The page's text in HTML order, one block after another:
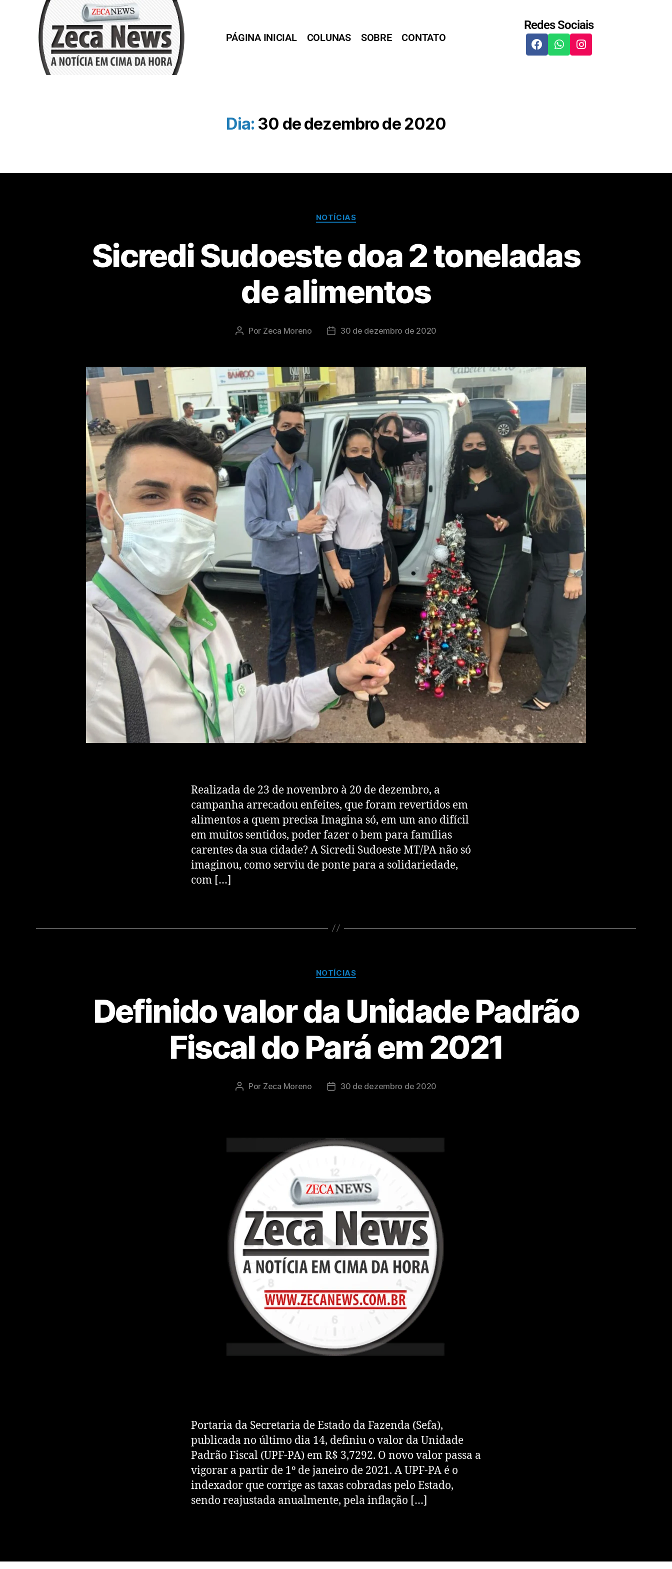
PÁGINA INICIAL COLUNAS SOBRE CONTATO
Redes Sociais
Dia: 30 de dezembro de 2020
NOTÍCIAS
Sicredi Sudoeste doa 2 toneladas
de alimentos
Por Zeca Moreno 30 de dezembro de 2020
Realizada de 23 de novembro à 20 de dezembro, a
campanha arrecadou enfeites, que foram revertidos em
alimentos a quem precisa Imagina só, em um ano difícil
em muitos sentidos, poder fazer o bem para famílias
carentes da sua cidade? A Sicredi Sudoeste MT/PA não só
imaginou, como serviu de ponte para a solidariedade,
com […]
NOTÍCIAS
Definido valor da Unidade Padrão
Fiscal do Pará em 2021
Por Zeca Moreno 30 de dezembro de 2020
Portaria da Secretaria de Estado da Fazenda (Sefa),
publicada no último dia 14, definiu o valor da Unidade
Padrão Fiscal (UPF-PA) em R$ 3,7292. O novo valor passa a
vigorar a partir de 1º de janeiro de 2021. A UPF-PA é o
indexador que corrige as taxas cobradas pelo Estado,
sendo reajustada anualmente, pela inflação […]